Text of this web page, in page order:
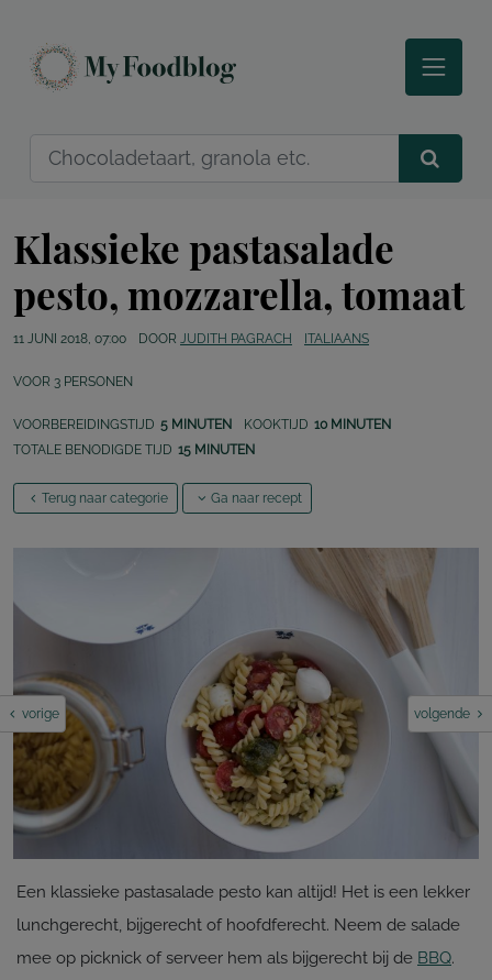
Klassieke pastasalade
pesto, mozzarella, tomaat
11 JUNI 2018, 07:00 DOOR JUDITH PAGRACH ITALIAANS
VOOR 3 PERSONEN
VOORBEREIDINGSTIJD 5 MINUTEN KOOKTIJD 10 MINUTEN
TOTALE BENODIGDE TIJD 15 MINUTEN
Terug naar categorie Ga naar recept
vorige volgende
Een klassieke pastasalade pesto kan altijd! Het is een lekker
lunchgerecht, bijgerecht of hoofdferecht. Neem de salade
mee op picknick of serveer hem als bijgerecht bij de BBQ.